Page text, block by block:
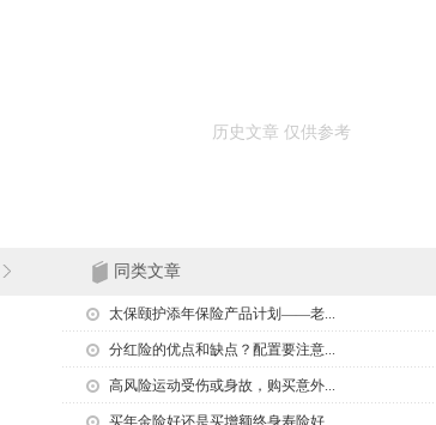
同类文章
太保颐护添年保险产品计划——老...
分红险的优点和缺点？配置要注意...
高风险运动受伤或身故，购买意外...
买年金险好还是买增额终身寿险好...